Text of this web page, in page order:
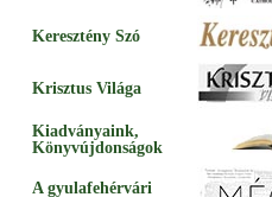
Keresztény Szó
Krisztus Világa
Kiadványaink,
Könyvújdonságok
A gyulafehérvári